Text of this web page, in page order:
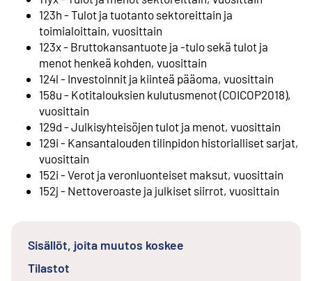
123h - Tulot ja tuotanto sektoreittain ja
toimialoittain, vuosittain
123x - Bruttokansantuote ja -tulo sekä tulot ja
menot henkeä kohden, vuosittain
124l - Investoinnit ja kiinteä pääoma, vuosittain
158u - Kotitalouksien kulutusmenot (COICOP2018),
vuosittain
129d - Julkisyhteisöjen tulot ja menot, vuosittain
129i - Kansantalouden tilinpidon historialliset sarjat,
vuosittain
152i - Verot ja veronluonteiset maksut, vuosittain
152j - Nettoveroaste ja julkiset siirrot, vuosittain
Sisällöt, joita muutos koskee
Tilastot